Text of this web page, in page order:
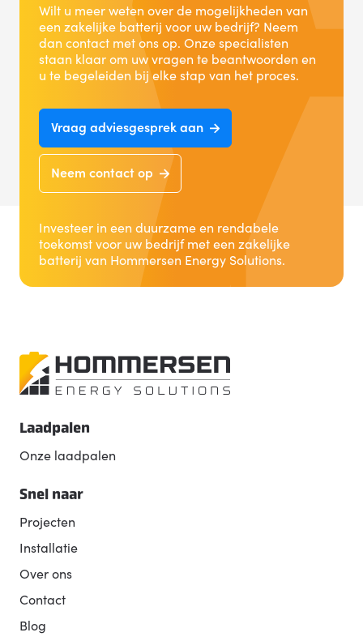
Wilt u meer weten over de mogelijkheden van
een zakelijke batterij voor uw bedrijf? Neem
dan contact met ons op. Onze specialisten
staan klaar om uw vragen te beantwoorden en
u te begeleiden bij elke stap van het proces.
Vraag adviesgesprek aan
Neem contact op
Investeer in een duurzame en rendabele
toekomst voor uw bedrijf met een zakelijke
batterij van Hommersen Energy Solutions.
Laadpalen
Onze laadpalen
Snel naar
Projecten
Installatie
Over ons
Contact
Blog